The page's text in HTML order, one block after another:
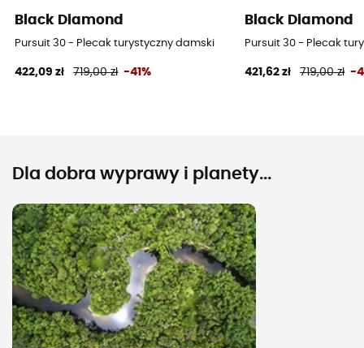
Black Diamond
Pursuit 30 - Plecak turystyczny damski
422,09 zł 719,00 zł -41%
Black Diamond
Pursuit 30 - Plecak
421,62 zł 719,00 zł -
Dla dobra wyprawy i planety...